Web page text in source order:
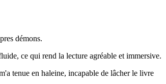
démons.
ce qui rend la lecture agréable et immersive.
tenue en haleine, incapable de lâcher le livre